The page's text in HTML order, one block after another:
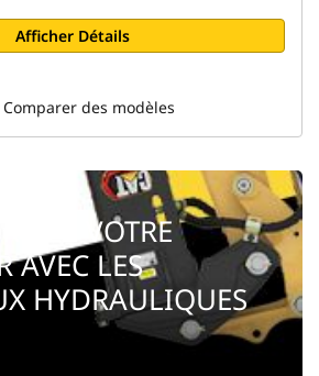
Afficher Détails
Comparer des modèles
VOTRE
AVEC LES
HYDRAULIQUES